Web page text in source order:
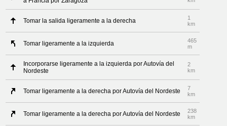
Tomar la salida ligeramente a la derecha
1
km
Tomar ligeramente a la izquierda
465
m
Incorporarse ligeramente a la izquierda por Autovía del
Nordeste
2
km
Tomar ligeramente a la derecha por Autovía del Nordeste
7
km
Tomar ligeramente a la derecha por Autovía del Nordeste
238
km